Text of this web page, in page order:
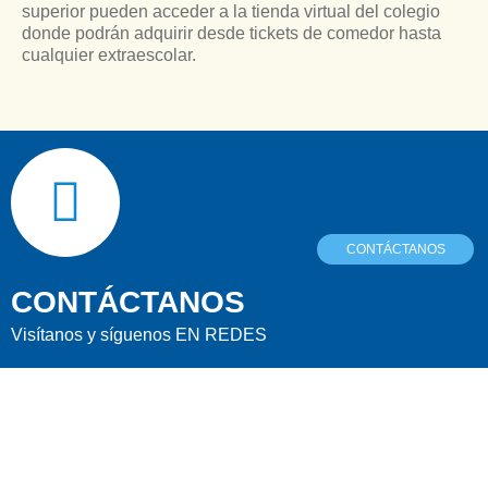
superior pueden acceder a la tienda virtual del colegio
donde podrán adquirir desde tickets de comedor hasta
cualquier extraescolar.
CONTÁCTANOS
Visítanos y síguenos EN REDES
CONTÁCTANOS